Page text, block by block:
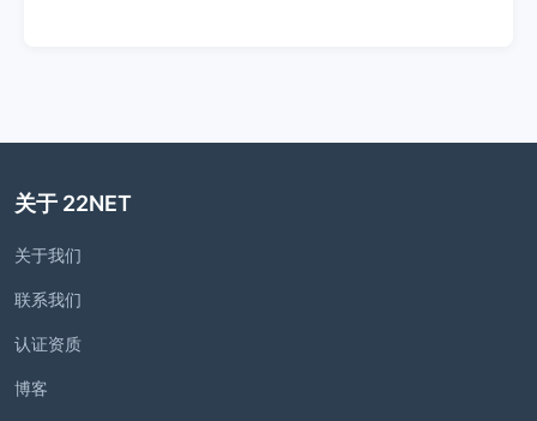
关于 22NET
关于我们
联系我们
认证资质
博客